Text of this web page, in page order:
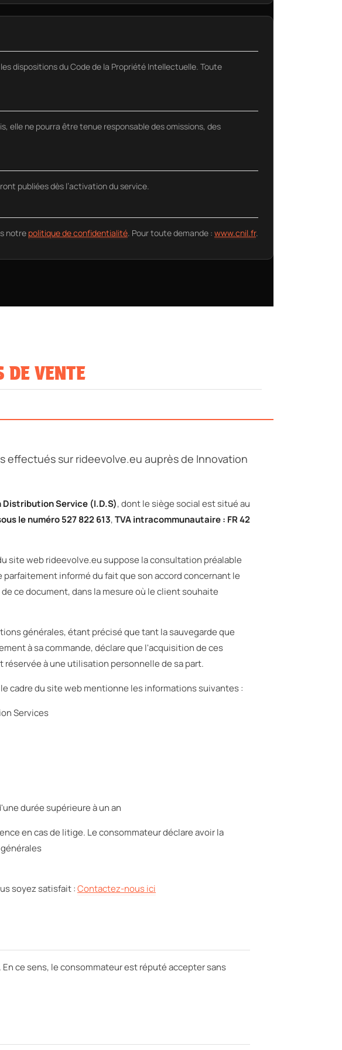
dispositions du Code de la Propriété Intellectuelle. Toute
elle ne pourra être tenue responsable des omissions, des
publiées dès l’activation du service.
notre politique de confidentialité. Pour toute demande : www.cnil.fr.
DE VENTE
effectués sur rideevolve.eu auprès de Innovation
Distribution Service (I.D.S), dont le siège social est situé au
le numéro 527 822 613,TVA intracommunautaire : FR 42
site web rideevolve.eu suppose la consultation préalable
informé du fait que son accord concernant le
ce document, dans la mesure où le client souhaite
générales, étant précisé que tant la sauvegarde que
à sa commande, déclare que l'acquisition de ces
à une utilisation personnelle de sa part.
cadre du site web mentionne les informations suivantes :
Services
durée supérieure à un an
en cas de litige. Le consommateur déclare avoir la
soyez satisfait :Contactez-nous ici
ce sens, le consommateur est réputé accepter sans